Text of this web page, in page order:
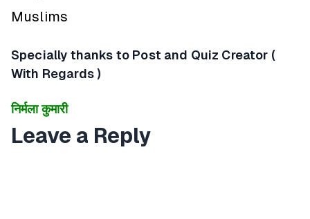
Muslims
Specially thanks to Post and Quiz Creator (
With Regards )
निर्मला कुमारी
Leave a Reply